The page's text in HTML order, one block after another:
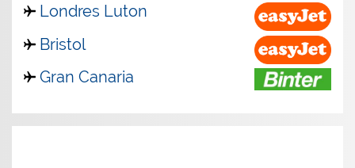
Londres Luton
Bristol
Gran Canaria